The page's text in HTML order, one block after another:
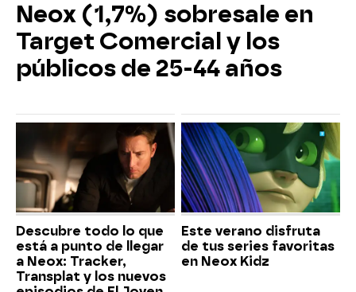
Neox (1,7%) sobresale en
Target Comercial y los
públicos de 25-44 años
Descubre todo lo que
está a punto de llegar
a Neox: Tracker,
Transplat y los nuevos
Este verano disfruta
de tus series favoritas
en Neox Kidz